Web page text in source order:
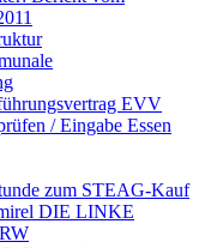
EVV
/ Eingabe Essen
zum STEAG-Kauf
DIE LINKE